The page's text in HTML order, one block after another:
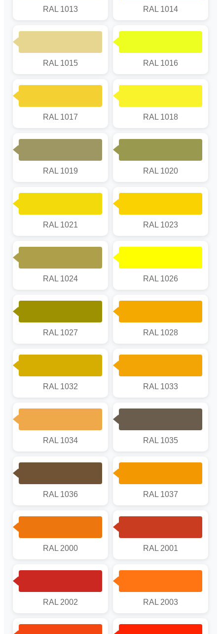
RAL 1013 RAL 1014
RAL 1015 RAL 1016
RAL 1017 RAL 1018
RAL 1019 RAL 1020
RAL 1021 RAL 1023
RAL 1024 RAL 1026
RAL 1027 RAL 1028
RAL 1032 RAL 1033
RAL 1034 RAL 1035
RAL 1036 RAL 1037
RAL 2000 RAL 2001
RAL 2002 RAL 2003